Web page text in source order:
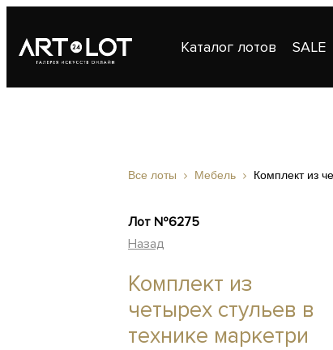
Каталог лотов SALE
Все лоты Мебель Комплект из
Лот №6275
Назад
Комплект из
четырех стульев в
технике маркетри